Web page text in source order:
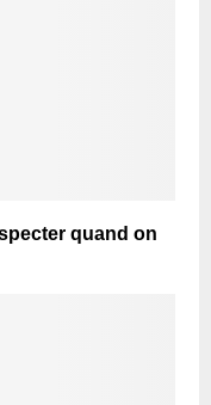
quand on